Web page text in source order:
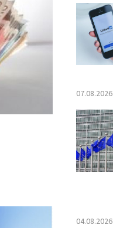
07.08.2026
04.08.2026